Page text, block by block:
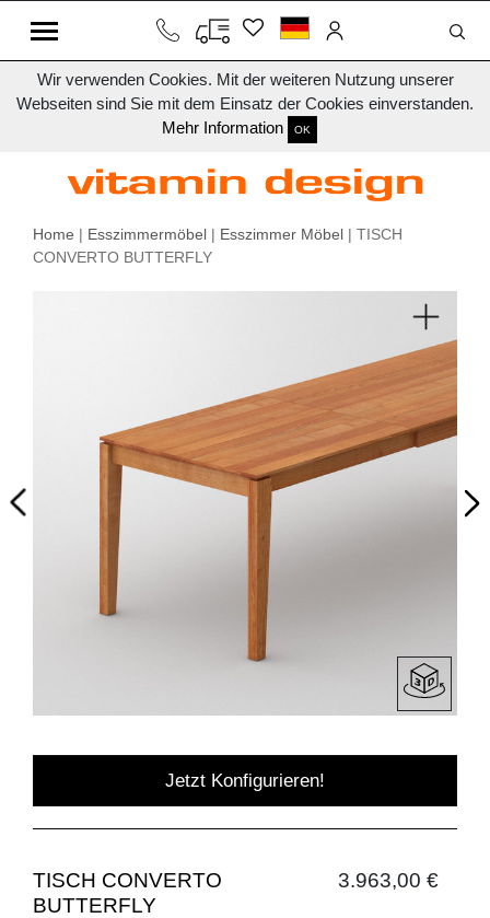
Wir verwenden Cookies. Mit der weiteren Nutzung unserer
Webseiten sind Sie mit dem Einsatz der Cookies einverstanden.
Mehr Information
OK
Home | Esszimmermöbel | Esszimmer Möbel | TISCH
CONVERTO BUTTERFLY
Jetzt Konfigurieren!
TISCH CONVERTO
BUTTERFLY
3.963,00 €